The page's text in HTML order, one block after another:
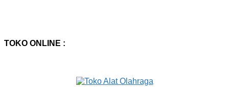
TOKO ONLINE :